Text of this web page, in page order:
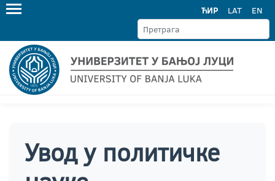
ЋИР LAT EN
Увод у политичке